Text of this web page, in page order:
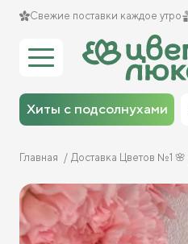
Свежие поставки каждое утро
Хиты с подсолнухами
Главная Доставка Цветов №1 🌸